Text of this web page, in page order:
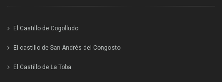
El Castillo de Cogolludo
El castillo de San Andrés del Congosto
El Castillo de La Toba